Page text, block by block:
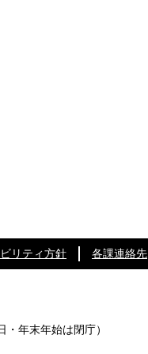
リティ方針 各課連絡先
・年末年始は閉庁）